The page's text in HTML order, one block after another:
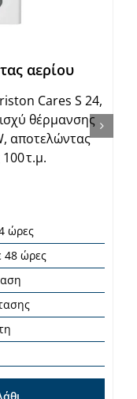
αερίου
Cares S 24,
θέρμανσης
αποτελώντας
τ.μ.
ώρες
48 ώρες